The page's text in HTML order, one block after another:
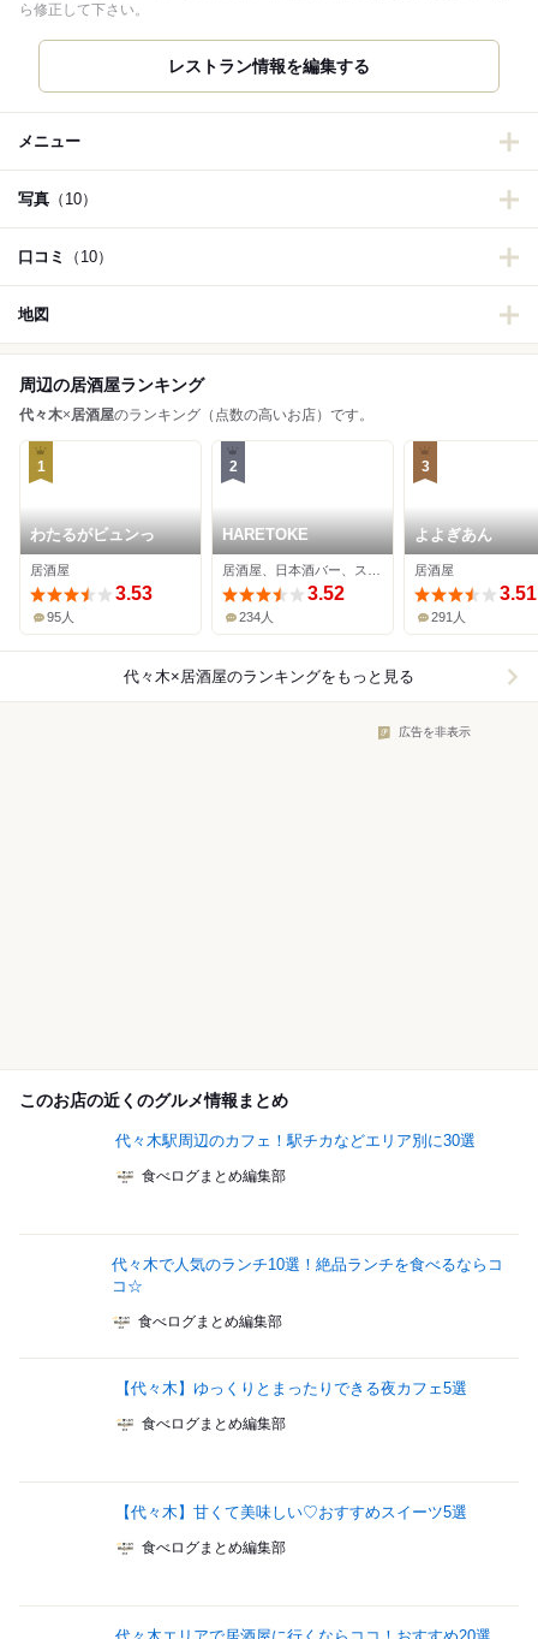
ら修正して下さい。
レストラン情報を編集する
メニュー
写真 （10）
口コミ （10）
地図
周辺の居酒屋ランキング
代々木×居酒屋のランキング（点数の高いお店）です。
1
わたるがビュンっ
居酒屋
3.53
95人
2
HARETOKE
3.52
234人
3
よよぎあん
居酒屋
3.51
291人
代々木×居酒屋のランキングをもっと見る
広告を非表示
このお店の近くのグルメ情報まとめ
代々木駅周辺のカフェ！駅チカなどエリア別に30選
食べログまとめ編集部
代々木で人気のランチ10選！絶品ランチを食べるならコ
コ☆
食べログまとめ編集部
【代々木】ゆっくりとまったりできる夜カフェ5選
食べログまとめ編集部
【代々木】甘くて美味しい♡おすすめスイーツ5選
食べログまとめ編集部